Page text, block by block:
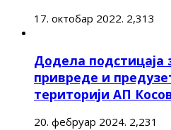
17. октобар 2022. 2,313
Додела подстицаја
привреде и
територији АП
20. фебруар 2024. 2,231